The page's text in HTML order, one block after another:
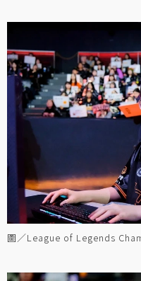
圖／League of Legends